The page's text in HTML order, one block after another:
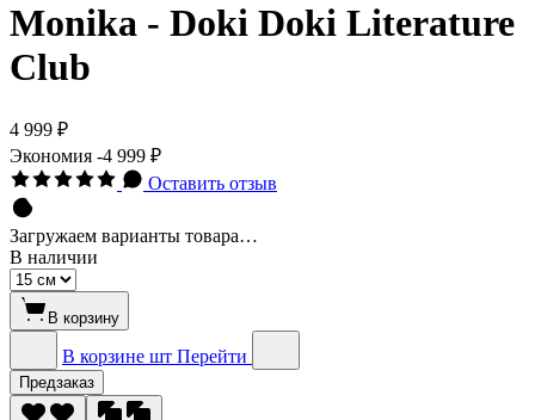
Monika - Doki Doki Literature
Club
4 999 ₽
Экономия -4 999 ₽
Оставить отзыв
Загружаем варианты товара…
В наличии
В корзину
В корзине шт Перейти
Предзаказ